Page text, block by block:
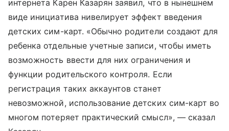
интернета Карен Казарян заявил, что в нынешнем
виде инициатива нивелирует эффект введения
детских сим-карт. «Обычно родители создают для
ребенка отдельные учетные записи, чтобы иметь
возможность ввести для них ограничения и
функции родительского контроля. Если
регистрация таких аккаунтов станет
невозможной, использование детских сим-карт во
многом потеряет практический смысл», — сказал